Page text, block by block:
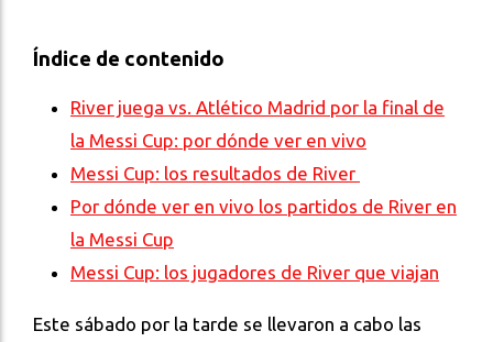
Índice de contenido
River juega vs. Atlético Madrid por la final de
la Messi Cup: por dónde ver en vivo
Messi Cup: los resultados de River
Por dónde ver en vivo los partidos de River en
la Messi Cup
Messi Cup: los jugadores de River que viajan
Este sábado por la tarde se llevaron a cabo las